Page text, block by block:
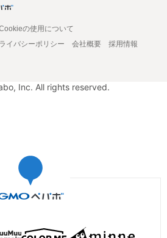
の使用について
イバシーポリシー 会社概要
採用情報
Inc. All rights reserved.